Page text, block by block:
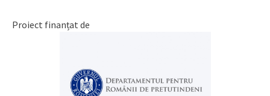
Proiect finanțat de